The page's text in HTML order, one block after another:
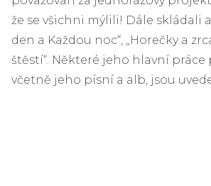
že se všichni mýlili! Dále skládali
den a Každou noc“, „Horečky a
štěstí“. Některé jeho hlavní práce
včetně jeho písní a alb, jsou